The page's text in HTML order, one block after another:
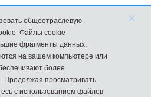
общеотраслевую
Файлы cookie
фрагменты данных,
на вашем компьютере или
более
Продолжая просматривать
с использованием файлов
×